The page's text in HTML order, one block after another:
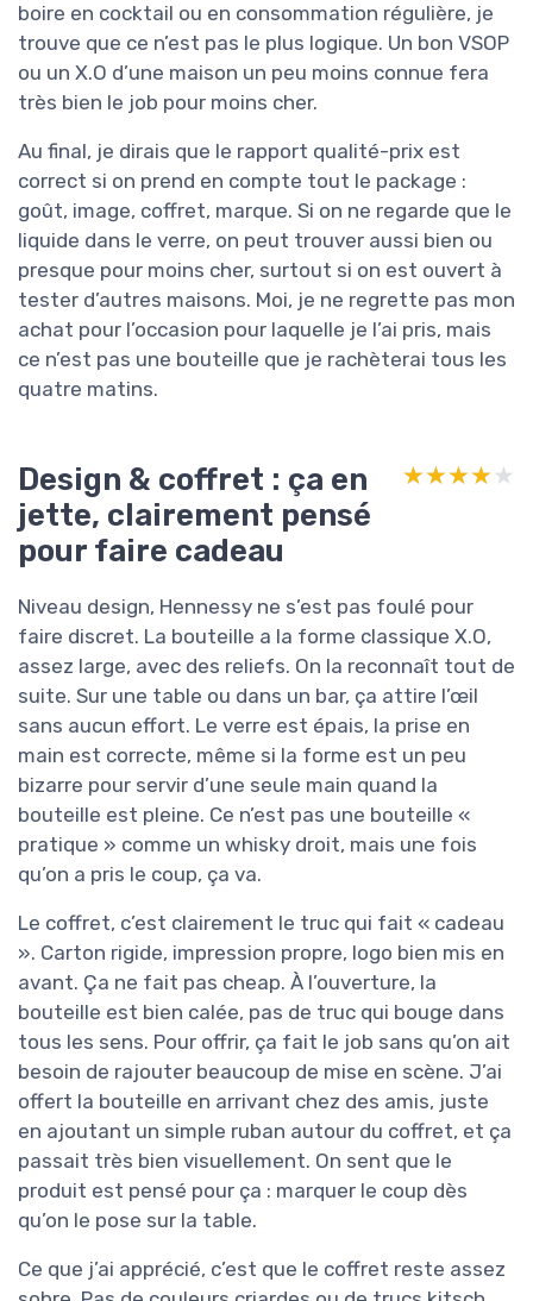
boire en cocktail ou en consommation régulière, je
trouve que ce n’est pas le plus logique. Un bon VSOP
ou un X.O d’une maison un peu moins connue fera
très bien le job pour moins cher.
Au final, je dirais que le rapport qualité-prix est
correct si on prend en compte tout le package :
goût, image, coffret, marque. Si on ne regarde que le
liquide dans le verre, on peut trouver aussi bien ou
presque pour moins cher, surtout si on est ouvert à
tester d’autres maisons. Moi, je ne regrette pas mon
achat pour l’occasion pour laquelle je l’ai pris, mais
ce n’est pas une bouteille que je rachèterai tous les
quatre matins.
Design & coffret : ça en
jette, clairement pensé
pour faire cadeau
★★★★★
★★★★★
Niveau design, Hennessy ne s’est pas foulé pour
faire discret. La bouteille a la forme classique X.O,
assez large, avec des reliefs. On la reconnaît tout de
suite. Sur une table ou dans un bar, ça attire l’œil
sans aucun effort. Le verre est épais, la prise en
main est correcte, même si la forme est un peu
bizarre pour servir d’une seule main quand la
bouteille est pleine. Ce n’est pas une bouteille «
pratique » comme un whisky droit, mais une fois
qu’on a pris le coup, ça va.
Le coffret, c’est clairement le truc qui fait « cadeau
». Carton rigide, impression propre, logo bien mis en
avant. Ça ne fait pas cheap. À l’ouverture, la
bouteille est bien calée, pas de truc qui bouge dans
tous les sens. Pour offrir, ça fait le job sans qu’on ait
besoin de rajouter beaucoup de mise en scène. J’ai
offert la bouteille en arrivant chez des amis, juste
en ajoutant un simple ruban autour du coffret, et ça
passait très bien visuellement. On sent que le
produit est pensé pour ça : marquer le coup dès
qu’on le pose sur la table.
Ce que j’ai apprécié, c’est que le coffret reste assez